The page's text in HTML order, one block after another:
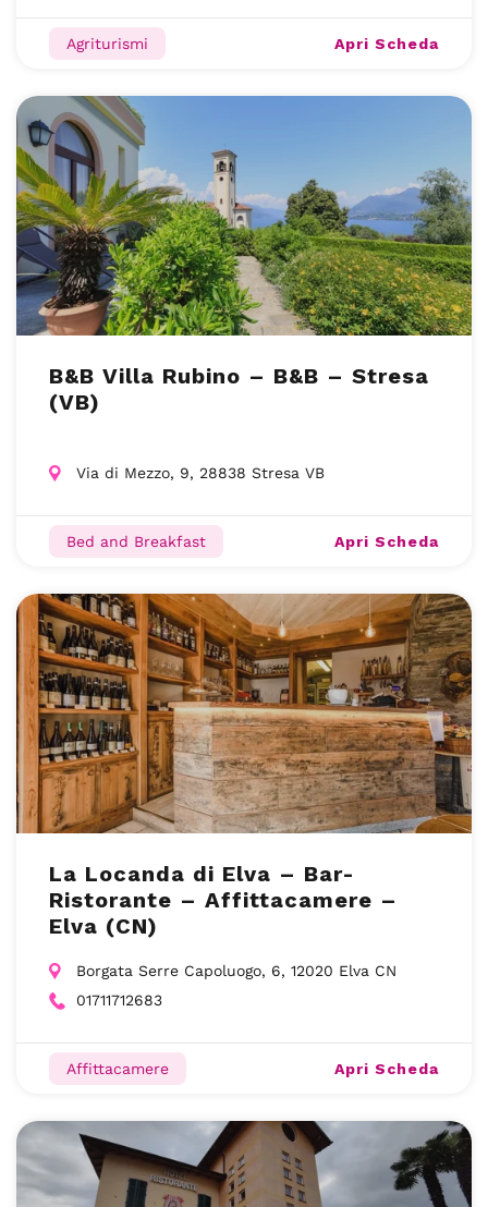
Agriturismi Apri Scheda
B&B Villa Rubino – B&B – Stresa
(VB)
Via di Mezzo, 9, 28838 Stresa VB
Bed and Breakfast Apri Scheda
La Locanda di Elva – Bar-
Ristorante – Affittacamere –
Elva (CN)
Borgata Serre Capoluogo, 6, 12020 Elva CN
01711712683
Affittacamere Apri Scheda